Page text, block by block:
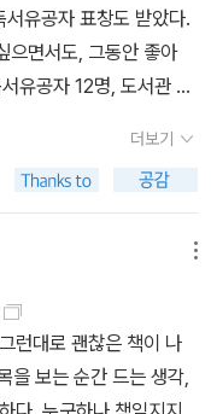
역린 ' 을 지지했다. 괴물
만, 사실...... ​괴물은
파괴하고 새로운 질서를
폐허와 곤경에 맞서 싸
'다. 프로이트가 한 말3)
관련이 있다. 그렇기에
은 늘 그런 식으로 작동
의 가슴을 칼을 꽂는 놈
해서다. 2인자는 두목의
는 않는다. 두목은 대부
. ​그렇기에 우리는 항상
으며 상대측의 질문에
난 겨울, 독서 연수 받
대인들이 아주 어려서
커다란 차이가 있을 게
토론은 아니다. 타인의
태도를 갖춰야 하며, 내
야 한다. 토론하는 동안
부끄러워할 필요도 없
고 화를 낼 필요도 없
세우며 욕설을 가끔 섞
만 내세우는 모습만 봤
도서는 5권으로 옛이야
다.<이야기 주머니> <
> <정조> <홍길동전
읽을 책을 골랐다.선정
안 읽었어도 맞출 수 있
가 되도록 난이도는 조
철북에서는 지난 주말 2
보냈다고 연락이 왔다.
을까...기다리는 중이다.
원해주는 출판사에 감
유공자 표창도 받았다.
으면서도, 그동안 좋아
유공자 12명, 도서관 소
감과 시장님이 참석을
일이 있었을까? 우리
해 부의장이 되어 맨 앞
보내서 같이 눈인사를
기념촬영을 했다. 광산
사무총장님과도 같이
스에 참여하는데, 오전
리 식구들과 같이 달려
더보기
런대로 괜찮은 책이 나
을 보는 순간 드는 생각,